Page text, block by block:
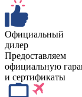
Официальный
дилер
Предоставляем
официальную
и сертификаты